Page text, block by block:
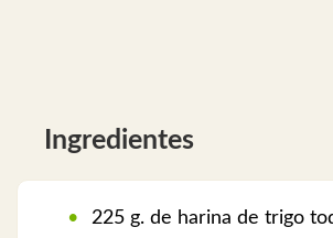
Ingredientes
225 g. de harina de trigo